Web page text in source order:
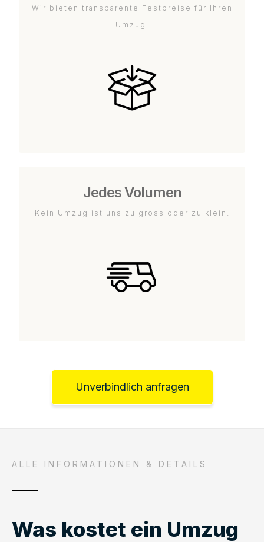
Wir bieten transparente Festpreise für Ihren
Umzug.
Jedes Volumen
Kein Umzug ist uns zu gross oder zu klein.
Unverbindlich anfragen
ALLE INFORMATIONEN & DETAILS
Was kostet ein Umzug